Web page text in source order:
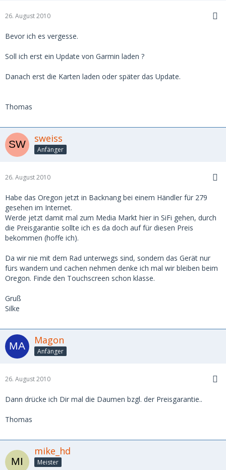
26. August 2010
Bevor ich es vergesse.
Soll ich erst ein Update von Garmin laden ?
Danach erst die Karten laden oder später das Update.
Thomas
sweiss
Anfänger
26. August 2010
Habe das Oregon jetzt in Backnang bei einem Händler für 279
gesehen im Internet.
Werde jetzt damit mal zum Media Markt hier in SiFi gehen, durch
die Preisgarantie sollte ich es da doch auf für diesen Preis
bekommen (hoffe ich).
Da wir nie mit dem Rad unterwegs sind, sondern das Gerät nur
fürs wandern und cachen nehmen denke ich mal wir bleiben beim
Oregon. Finde den Touchscreen schon klasse.
Gruß
Silke
Magon
Anfänger
26. August 2010
Dann drücke ich Dir mal die Daumen bzgl. der Preisgarantie..
Thomas
mike_hd
Meister